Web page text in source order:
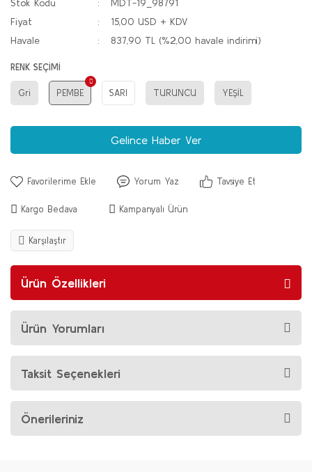
Stok Kodu
MDT-19_98791
Fiyat
15,00 USD + KDV
Havale
837,90 TL (%2,00 havale indirimi)
RENK SEÇİMİ
Gri PEMBE SARI TURUNCU YEŞİL
Gelince Haber Ver
Yorum Yaz Tavsiye Et
Kargo Bedava Kampanyalı Ürün
Karşılaştır
Ürün Özellikleri
Ürün Yorumları
Taksit Seçenekleri
Önerileriniz